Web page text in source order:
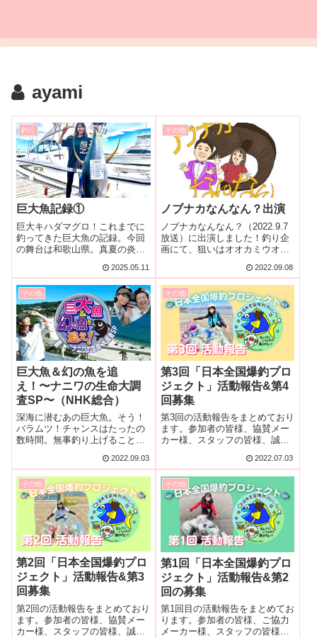
ayami
釣り
巨大魚記録①
巨大キハダマグロ！これまでに
釣ってきた巨大魚の記録。今回
の舞台は和歌山県。真夏の炎天
2025.05.11
その他
ノブナカなんなん？出演
ノブナカなんなん？（2022.9.7
放送）に出演しました！釣り企
画にて、狙いはオオカミウオ！
記事をご覧ください！ 2022.09.08
その他
巨大魚＆幻の魚を追
え！〜ナニワの生命大調
査SP〜（NHK総合）
深海に潜むあの巨大魚。そう！
バラムツ！チャンスはたったの
数時間。無事釣り上げることは
2022.09.03
その他
第3回「日本全国爆釣プロ
ジェクト」活動報告&第4
回募集
第3回の活動報告をまとめており
ます。参加者の皆様、協賛メー
カー様、スタッフの皆様、誠に
2022.07.03
その他
第2回「日本全国爆釣プロ
ジェクト」活動報告&第3
回募集
第2回の活動報告をまとめており
ます。参加者の皆様、協賛メー
カー様、スタッフの皆様、誠に
その他
第1回「日本全国爆釣プロ
ジェクト」活動報告&第2
回の募集
第1回目の活動報告をまとめてお
ります。参加者の皆様、ご協力
メーカー様、スタッフの皆様、